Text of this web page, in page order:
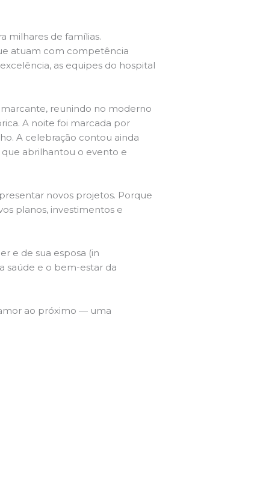
milhares de famílias.
atuam com competência
as equipes do hospital
reunindo no moderno
A noite foi marcada por
A celebração contou ainda
que abrilhantou o evento e
novos projetos. Porque
planos, investimentos e
e de sua esposa (in
saúde e o bem-estar da
ao próximo — uma